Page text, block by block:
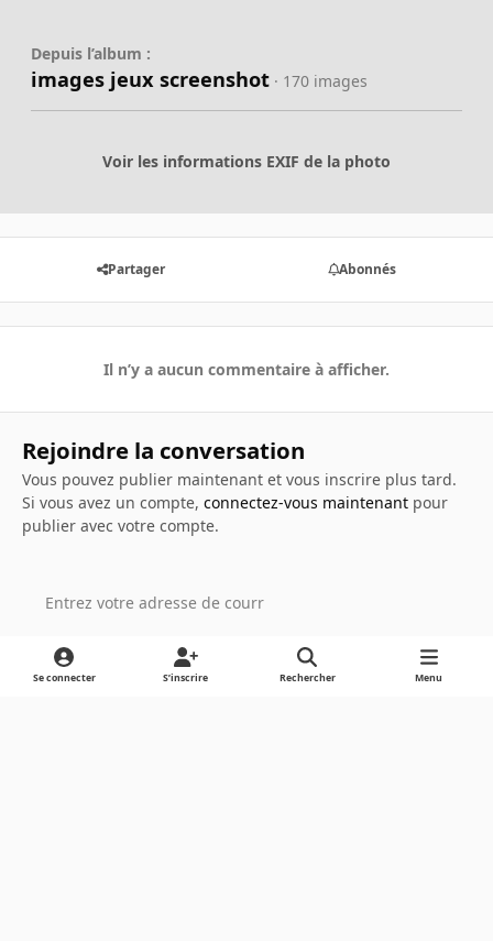
Depuis l’album :
images jeux screenshot · 170 images
Voir les informations EXIF de la photo
Partager Abonnés
Il n’y a aucun commentaire à afficher.
Rejoindre la conversation
Vous pouvez publier maintenant et vous inscrire plus tard.
Si vous avez un compte, connectez-vous maintenantpour
publier avec votre compte.
Ajouter un commentaire…
Se connecter S’inscrire Rechercher Menu